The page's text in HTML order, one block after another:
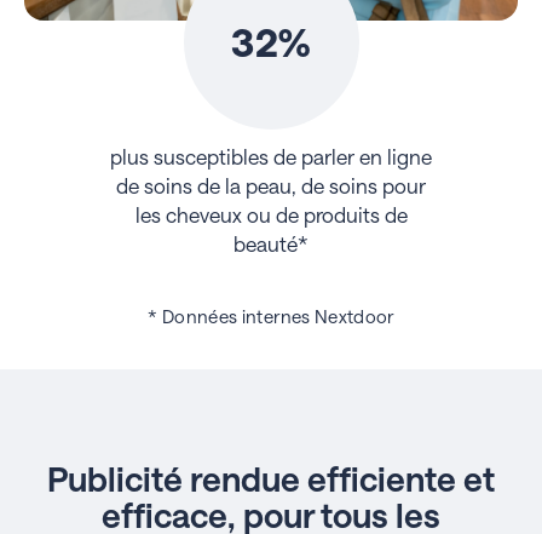
32%
plus susceptibles de parler en ligne
de soins de la peau, de soins pour
les cheveux ou de produits de
beauté*
* Données internes Nextdoor
Publicité rendue efficiente et
efficace, pour tous les